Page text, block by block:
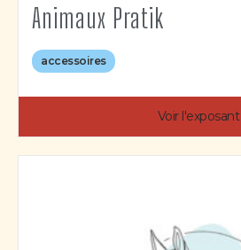
Animaux Pratik
accessoires
Voir l'exposant